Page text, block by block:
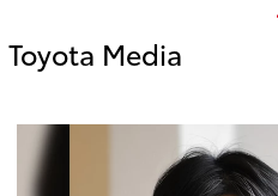
Toyota Media